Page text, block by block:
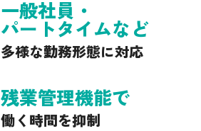
一般社員・
パートタイムなど
多様な勤務形態に対応
残業管理機能で
働く時間を抑制